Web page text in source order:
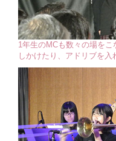
1年生のMCも数々の場を
しかけたり、アドリブを入